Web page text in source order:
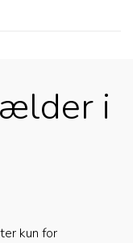
i
kun for